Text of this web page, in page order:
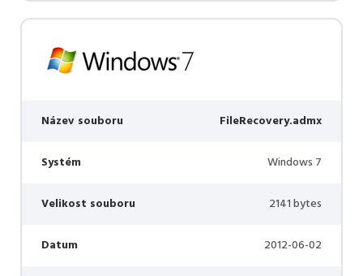
Název souboru FileRecovery.admx
Systém Windows 7
Velikost souboru 2141 bytes
Datum 2012-06-02